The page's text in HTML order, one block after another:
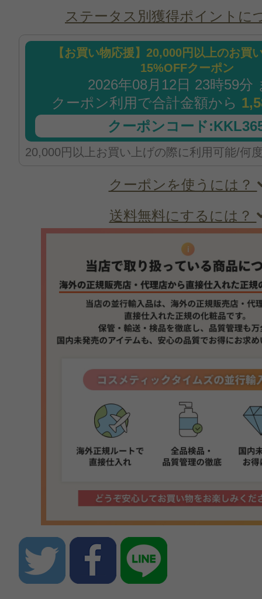
ステータス別獲得ポイントに
【お買い物応援】20,000円以上のお買
15%OFFクーポン
2026年08月12日 23時59分
クーポン利用で合計金額から
クーポンコード
20,000円以上お買い上げの際に利用可能/何
クーポンを使うには？
送料無料にするには？